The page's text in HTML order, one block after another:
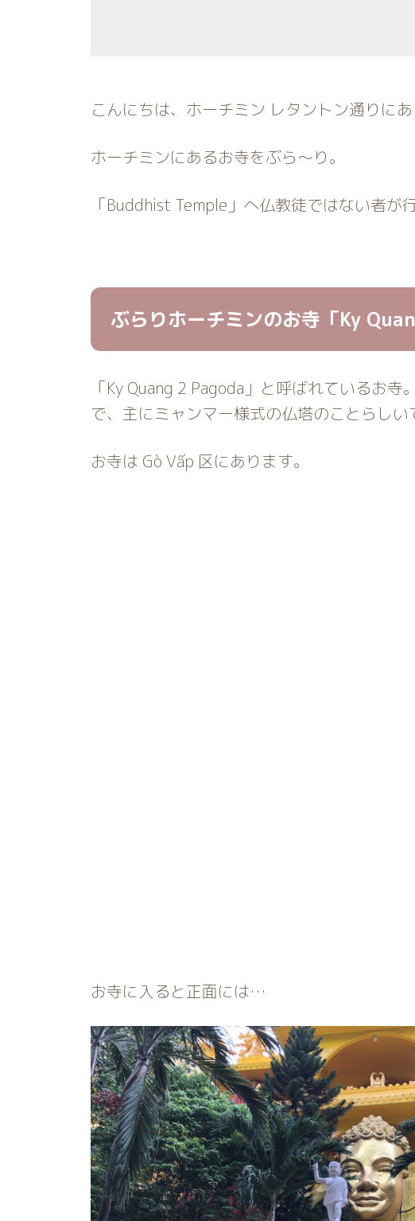
こんにちは、ホーチミン レタントン通りにあ
ホーチミンにあるお寺をぶら〜り。
「Buddhist Temple」へ仏教徒ではない者が
ぶらりホーチミンのお寺「Ky
「Ky Quang 2 Pagoda」と呼ばれているお
で、主にミャンマー様式の仏塔のことらしい
お寺は Gò Vấp 区にあります。
お寺に入ると正面には…